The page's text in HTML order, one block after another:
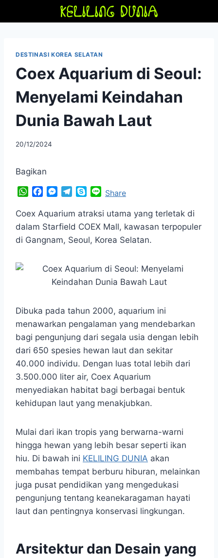
DESTINASI KOREA SELATAN
Coex Aquarium di Seoul:
Menyelami Keindahan
Dunia Bawah Laut
By
20/12/2024
Bagikan
W
a
t
s
A
c
e
o
k
M
s
s
n
e
r
l
e
g
r
m
y
p
e
n
e
Share
Coex Aquarium atraksi utama yang terletak di
dalam Starfield COEX Mall, kawasan terpopuler
di Gangnam, Seoul, Korea Selatan.
Dibuka pada tahun 2000, aquarium ini
menawarkan pengalaman yang mendebarkan
bagi pengunjung dari segala usia dengan lebih
dari 650 spesies hewan laut dan sekitar
40.000 individu. Dengan luas total lebih dari
3.500.000 liter air, Coex Aquarium
menyediakan habitat bagi berbagai bentuk
kehidupan laut yang menakjubkan.
Mulai dari ikan tropis yang berwarna-warni
hingga hewan yang lebih besar seperti ikan
hiu. Di bawah ini KELILING DUNIA akan
membahas tempat berburu hiburan, melainkan
juga pusat pendidikan yang mengedukasi
pengunjung tentang keanekaragaman hayati
laut dan pentingnya konservasi lingkungan.
Arsitektur dan Desain yang